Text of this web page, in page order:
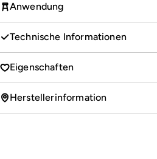
Anwendung
Technische Informationen
Eigenschaften
Herstellerinformation